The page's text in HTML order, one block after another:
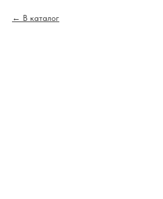
В каталог